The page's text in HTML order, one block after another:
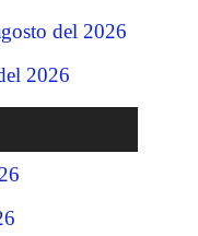
del 2026
2026